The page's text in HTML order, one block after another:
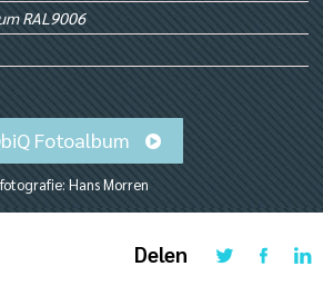
RAL9006
Fotoalbum
fotografie: Hans Morren
Delen